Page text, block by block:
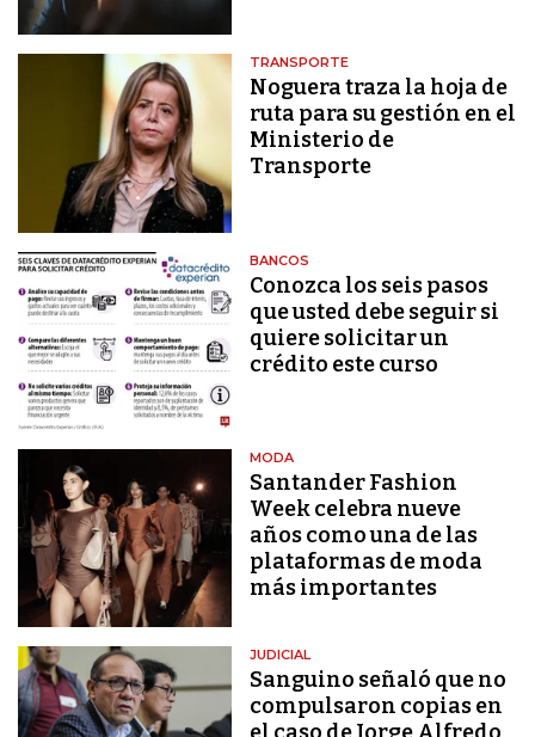
TRANSPORTE
Noguera traza la hoja de
ruta para su gestión en el
Ministerio de
Transporte
BANCOS
Conozca los seis pasos
que usted debe seguir si
quiere solicitar un
crédito este curso
MODA
Santander Fashion
Week celebra nueve
años como una de las
plataformas de moda
más importantes
JUDICIAL
Sanguino señaló que no
compulsaron copias en